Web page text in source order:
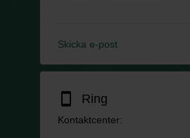
Skicka e-post
smartphone Ring
Kontaktcenter: